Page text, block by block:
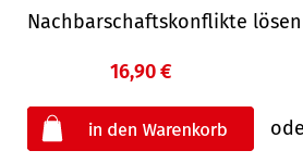
Nach­bar­schafts­konflikte lösen
16,90 €